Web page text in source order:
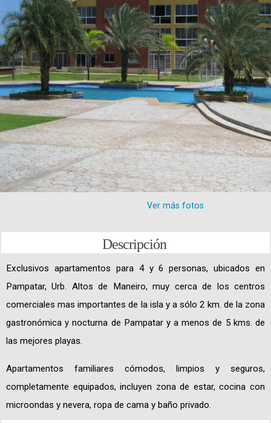
Ver más fotos
Descripción
Exclusivos apartamentos para 4 y 6 personas, ubicados en
Pampatar, Urb. Altos de Maneiro, muy cerca de los centros
comerciales mas importantes de la isla y a sólo 2 km. de la zona
gastronómica y nocturna de Pampatar y a menos de 5 kms. de
las mejores playas.
Apartamentos familiares cómodos, limpios y seguros,
completamente equipados, incluyen zona de estar, cocina con
microondas y nevera, ropa de cama y baño privado.